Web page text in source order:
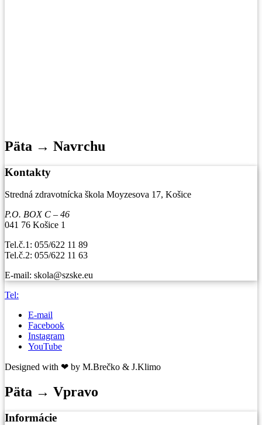
Päta → Navrchu
Kontakty
Stredná zdravotnícka škola Moyzesova 17, Košice
P.O. BOX C – 46
041 76 Košice 1
Tel.č.1: 055/622 11 89
Tel.č.2: 055/622 11 63
E-mail: skola@szske.eu
Tel:
E-mail
Facebook
Instagram
YouTube
Designed with ❤ by M.Brečko & J.Klimo
Päta → Vpravo
Informácie